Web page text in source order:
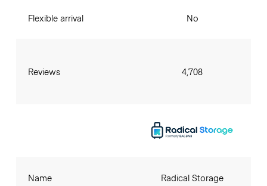
Flexible arrival
Reviews
No
4,708
Name Radical Storage